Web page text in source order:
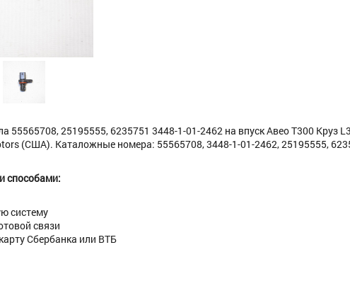
55565708, 25195555, 6235751 3448-1-01-2462 на впуск Авео Т300 Круз
(США). Каталожные номера: 55565708, 3448-1-01-2462, 25195555,
способами:
систему
связи
Сбербанка или ВТБ